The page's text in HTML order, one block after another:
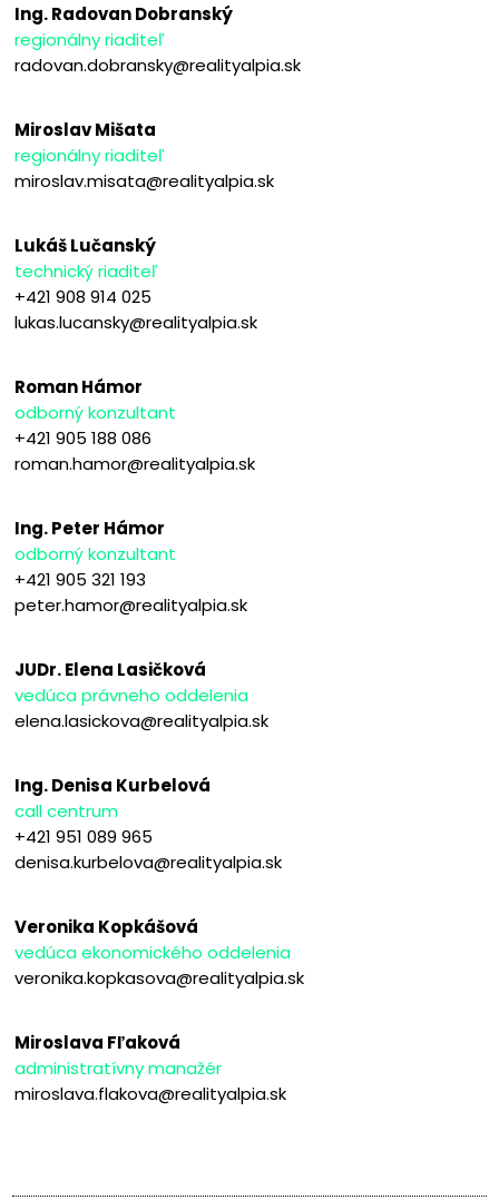
Ing. Radovan Dobranský
regionálny riaditeľ
radovan.dobransky@realityalpia.sk
Miroslav Mišata
regionálny riaditeľ
miroslav.misata@realityalpia.sk
Lukáš Lučanský
technický riaditeľ
+421 908 914 025
lukas.lucansky@realityalpia.sk
Roman Hámor
odborný konzultant
+421 905 188 086
roman.hamor@realityalpia.sk
Ing. Peter Hámor
odborný konzultant
+421 905 321 193
peter.hamor@realityalpia.sk
JUDr. Elena Lasičková
vedúca právneho oddelenia
elena.lasickova@realityalpia.sk
Ing. Denisa Kurbelová
call centrum
+421 951 089 965
denisa.kurbelova@realityalpia.sk
Veronika Kopkášová
vedúca ekonomického oddelenia
veronika.kopkasova@realityalpia.sk
Miroslava Fľaková
administratívny manažér
miroslava.flakova@realityalpia.sk